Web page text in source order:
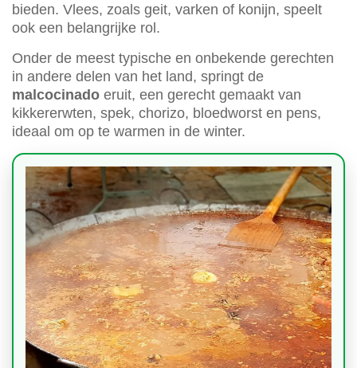
bieden. Vlees, zoals geit, varken of konijn, speelt
ook een belangrijke rol.
Onder de meest typische en onbekende gerechten
in andere delen van het land, springt de
malcocinado eruit, een gerecht gemaakt van
kikkererwten, spek, chorizo, bloedworst en pens,
ideaal om op te warmen in de winter.